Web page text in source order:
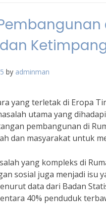
by adminman
yang terletak di Eropa
utama yang
pembangunan di
dan masyarakat untuk
yang kompleks di
sosial juga menjadi isu
data dari Badan
40% penduduk